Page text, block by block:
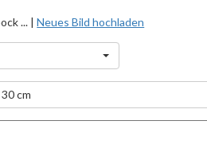
... |Neues Bild hochladen
cm